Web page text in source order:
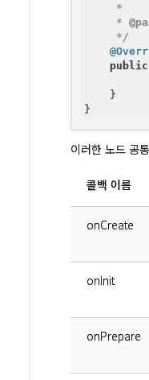
     *
     *
     */
public
    }
이러한 노드 공
콜백 이름
onCreate
onInit
onPrepare